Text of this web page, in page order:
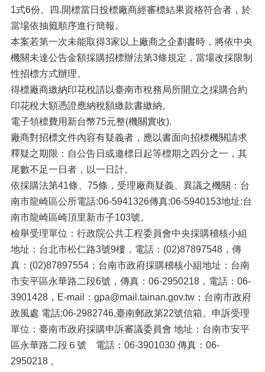
1式6份。四.開標當日投標廠商經審標結果資格符合者，於
當場依抽籤順序進行簡報。
本案若第一次未能取得3家以上廠商之企劃書時，將依中央
機關未達公告金額採購招標辦法第3條規定，當場改採限制
性招標方式辦理。
得標廠商繳納印花稅請以臺南市稅務局所開立之採購合約
印花稅大額憑證應納稅額繳款書繳納。
電子領標費用新台幣75元整(機關實收).
廠商對招標文件內容有疑義者，應以書面向招標機關請求
釋疑之期限：自公告日或邀標日起等標期之四分之一，其
尾數不足一日者，以一日計。
依採購法第41條、75條，受理廠商疑義、異議之機關：台
南市龍崎區公所電話:06-5941326傳真:06-5940153地址:台
南市龍崎區崎頂里新市子103號。
檢舉受理單位：行政院公共工程委員會中央採購稽核小組
地址：台北市松仁路3號9樓，電話：(02)87897548，傳
真：(02)87897554；台南市政府採購稽核小組地址：台南
市安平區永華路二段6號，傳真：06-2950218，電話：06-
3901428，E-mail：gpa@mail.tainan.gov.tw；台南市政府
政風處 電話:06-2982746,臺南郵政第22號信箱。申訴受理
單位：臺南市政府採購申訴審議委員會 地址：台南市安平
區永華路二段６號 電話：06-3901030 傳真：06-
2950218 。